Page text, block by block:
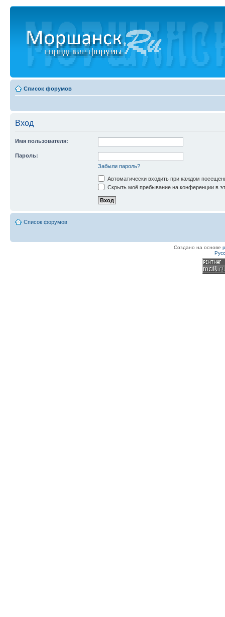
Список форумов
Вход
Имя пользователя:
Пароль:
Забыли пароль?
Автоматически входить при каждом
Скрыть моё пребывание на конференции в
Список форумов
Создано на основе